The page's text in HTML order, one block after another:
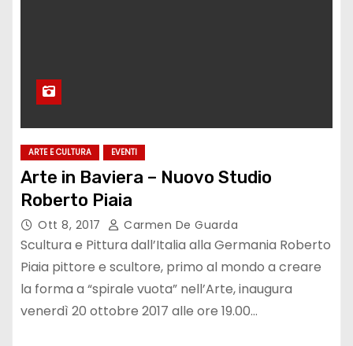
ARTE E CULTURA EVENTI
Arte in Baviera – Nuovo Studio
Roberto Piaia
Ott 8, 2017 Carmen De Guarda
Scultura e Pittura dall’Italia alla Germania Roberto
Piaia pittore e scultore, primo al mondo a creare
la forma a “spirale vuota” nell’Arte, inaugura
venerdì 20 ottobre 2017 alle ore 19.00…